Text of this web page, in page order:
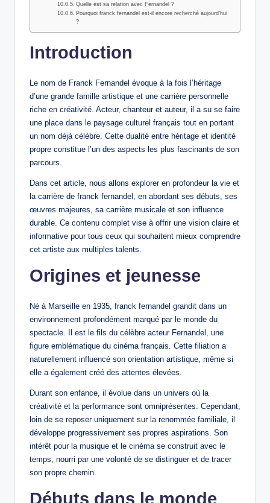
Quelle est sa relation avec Fernandel ?
Pourquoi franck fernandel est-il encore recherché aujourd’hui
?
Introduction
Le nom de Franck Fernandel évoque à la fois l’héritage
d’une grande famille artistique et une carrière personnelle
riche en créativité. Acteur, chanteur et auteur, il a su se faire
une place dans le paysage culturel français tout en portant
un nom déjà célèbre. Cette dualité entre héritage et identité
propre constitue l’un des aspects les plus fascinants de son
parcours.
Dans cet article, nous allons explorer en profondeur la vie et
la carrière de franck fernandel, en abordant ses débuts, ses
œuvres majeures, sa carrière musicale et son influence
durable. Ce contenu complet vise à offrir une vision claire et
informative pour tous ceux qui souhaitent mieux comprendre
cet artiste aux multiples talents.
Origines et jeunesse
Né à Marseille en 1935, franck fernandel grandit dans un
environnement profondément marqué par le monde du
spectacle. Il est le fils du célèbre acteur Fernandel, une
figure emblématique du cinéma français. Cette filiation a
naturellement influencé son orientation artistique, même si
elle a également créé des attentes élevées.
Durant son enfance, il évolue dans un univers où la
créativité et la performance sont omniprésentes. Cependant,
loin de se reposer uniquement sur la renommée familiale, il
développe progressivement ses propres aspirations. Son
intérêt pour la musique et le cinéma se construit avec le
temps, nourri par une volonté de se distinguer et de tracer
son propre chemin.
Débuts dans le monde